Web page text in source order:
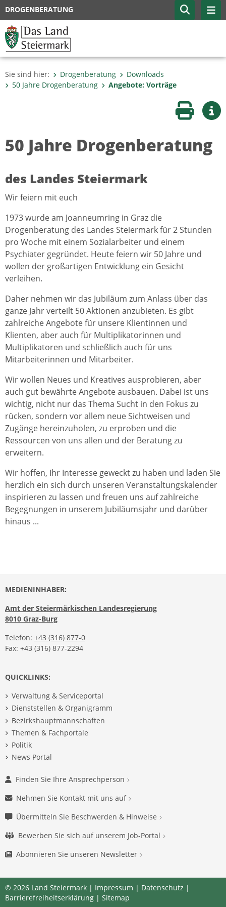
DROGENBERATUNG
Sie sind hier: Drogenberatung
Downloads
50 Jahre Drogenberatung
Angebote: Vorträge
Seite
50 Jahre Drogenberatung
des Landes Steiermark
Wir feiern mit euch
1973 wurde am Joanneumring in Graz die
Drogenberatung des Landes Steiermark für 2 Stunden
pro Woche mit einem Sozialarbeiter und einem
Psychiater gegründet. Heute feiern wir 50 Jahre und
wollen der großartigen Entwicklung ein Gesicht
verleihen.
Daher nehmen wir das Jubiläum zum Anlass über das
ganze Jahr verteilt 50 Aktionen anzubieten. Es gibt
zahlreiche Angebote für unsere Klientinnen und
Klienten, aber auch für Multiplikatorinnen und
Multiplikatoren und schließlich auch für uns
Mitarbeiterinnen und Mitarbeiter.
Wir wollen Neues und Kreatives ausprobieren, aber
auch gut bewährte Angebote ausbauen. Dabei ist uns
wichtig, nicht nur das Thema Sucht in den Fokus zu
rücken, sondern vor allem neue Sichtweisen und
Zugänge hereinzuholen, zu erproben und die
Ressourcen von uns allen und der Beratung zu
erweitern.
Wir hoffen, Ihr Interesse geweckt zu haben und laden Sie
herzlich ein sich durch unseren Veranstaltungskalender
inspirieren zu lassen und freuen uns auf zahlreiche
Begegnungen in unserem Jubiläumsjahr und darüber
hinaus ...
MEDIENINHABER:
Amt der Steiermärkischen Landesregierung
8010 Graz-Burg
Telefon: +43 (316) 877-0
Fax: +43 (316) 877-2294
QUICKLINKS:
Verwaltung & Serviceportal
Dienststellen & Organigramm
Bezirkshauptmannschaften
Themen & Fachportale
Politik
News Portal
Finden Sie Ihre Ansprechperson
Nehmen Sie Kontakt mit uns auf
Übermitteln Sie Beschwerden & Hinweise
Bewerben Sie sich auf unserem Job-Portal
Abonnieren Sie unseren Newsletter
© 2026 Land Steiermark | Impressum | Datenschutz |
Barrierefreiheitserklärung | Sitemap